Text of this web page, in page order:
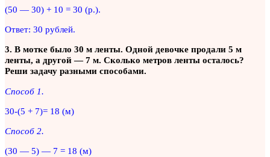
(50 — 30) + 10 = 30 (р.).
Ответ: 30 рублей.
3. В мотке было 30 м ленты. Одной девочке продали 5 м
ленты, а другой — 7 м. Сколько метров ленты осталось?
Реши задачу разными способами.
Способ 1.
30-(5 + 7)= 18 (м)
Способ 2.
(30 — 5) — 7 = 18 (м)